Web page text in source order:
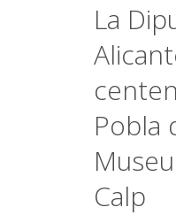
La
Pobla
Calp